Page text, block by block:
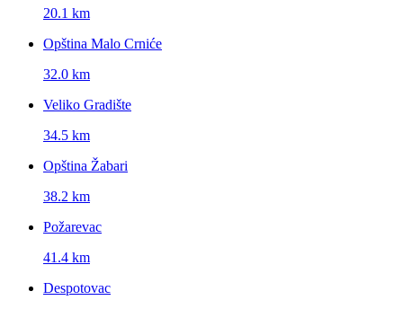
20.1 km
Opština Malo Crniće
32.0 km
Veliko Gradište
34.5 km
Opština Žabari
38.2 km
Požarevac
41.4 km
Despotovac